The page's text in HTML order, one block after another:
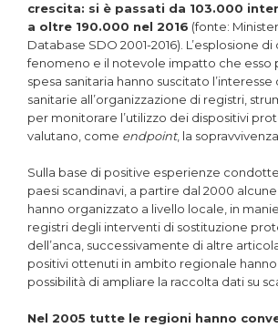
crescita: si è passati da 103.000
a oltre 190.000 nel 2016 (fonte:
Database SDO 2001-2016). L’esplosione
fenomeno e il notevole impatto che esso
spesa sanitaria hanno suscitato
sanitarie all’organizzazione di registri,
per monitorare l’utilizzo dei dispositivi
valutano, come endpoint, la
Sulla base di positive esperienze
paesi scandinavi, a partire dal 2000
hanno organizzato a livello locale, in
registri degli interventi di sostituzione
dell’anca, successivamente di altre
positivi ottenuti in ambito regionale
possibilità di ampliare la raccolta dati su
Nel 2005 tutte le regioni hanno